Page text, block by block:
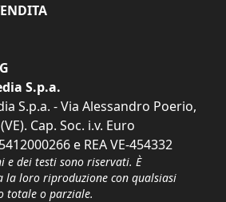
S.p.a.
S.p.a. - Via Alessandro Poerio,
Cap. Soc. i.v. Euro
e REA VE-454332
dei testi sono riservati. È
la loro riproduzione con qualsiasi
totale o parziale.